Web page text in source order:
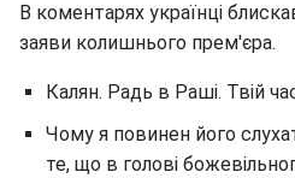
В коментарях українці
заяви колишнього прем'єра.
Калян. Радь в Раші. Твій
Чому я повинен його
те, що в голові